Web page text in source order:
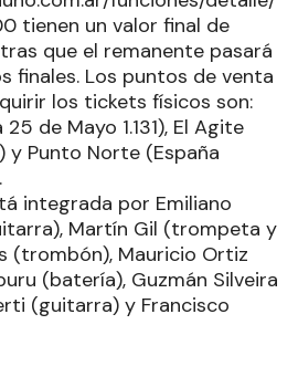
tienen un valor final de
que el remanente pasará
finales. Los puntos de venta
los tickets físicos son:
de Mayo 1.131), El Agite
y Punto Norte (España
integrada por Emiliano
Martín Gil (trompeta y
(trombón), Mauricio Ortiz
(batería), Guzmán Silveira
(guitarra) y Francisco